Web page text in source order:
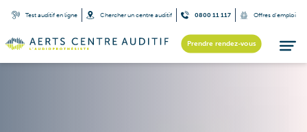
Test auditif en ligne Chercher un centre auditif 0800 11 117 Offres d’emploi
Prendre rendez-vous